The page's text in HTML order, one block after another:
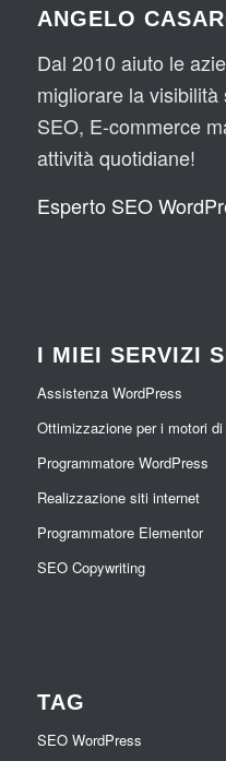
ANGELO
Dal 2010 aiuto le
migliorare la
SEO, E-commerce
attività quotidiane!
Esperto SEO
I MIEI SERVIZI
Assistenza WordPress
Ottimizzazione per i motori
Programmatore WordPress
Realizzazione siti internet
Programmatore Elementor
SEO Copywriting
TAG
SEO WordPress